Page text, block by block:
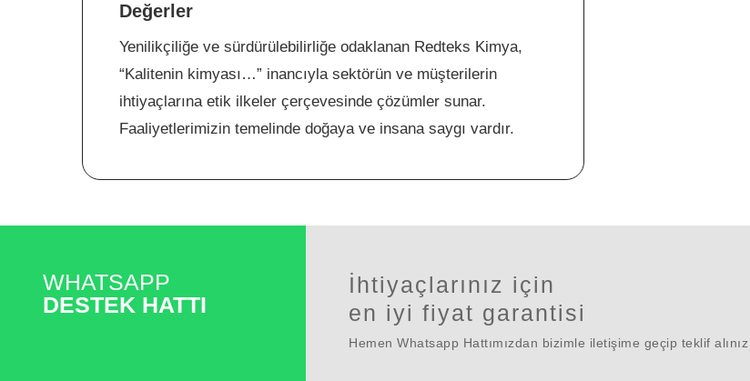
Değerler
Yenilikçiliğe ve sürdürülebilirliğe odaklanan Redteks Kimya,
“Kalitenin kimyası…” inancıyla sektörün ve müşterilerin
ihtiyaçlarına etik ilkeler çerçevesinde çözümler sunar.
Faaliyetlerimizin temelinde doğaya ve insana saygı vardır.
WHATSAPP
DESTEK HATTI
İhtiyaçlarınız için
en iyi fiyat garantisi
Hemen Whatsapp Hattımızdan bizimle iletişime geçip teklif alınız .